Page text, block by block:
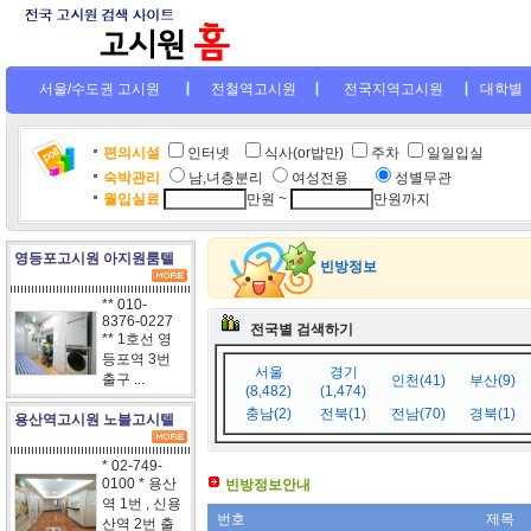
서울/수도권 고시원 전철역고시원 전국지역고시원 대학별
편의시설 인터넷 식사(or밥만) 주차
일일입실
숙박관리
남,녀층분리 여성전용
성별무관
월입실료
만원 ~ 만원까지
영등포고시원 아지원룸텔
** 010-
8376-0227
** 1호선 영
등포역 3번
출구 ...
용산역고시원 노블고시텔
* 02-749-
0100 * 용산
역 1번 , 신용
산역 2번 출
빈방정보
전국별 검색하기
서울
(8,482)
경기
(1,474)
인천(41)
부산(9)
충남(2)
전북(1) 전남(70) 경북(1)
빈방정보안내
번호 제목